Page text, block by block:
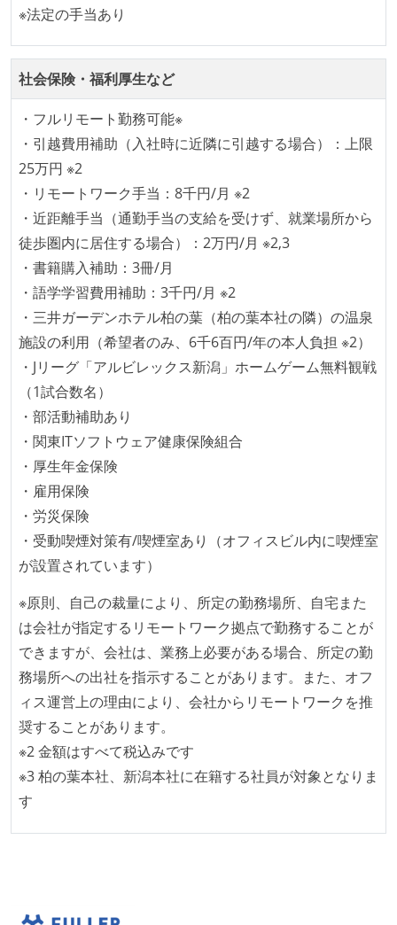
アジャイル実践状況
1ヶ月以下の短い期間でのイテレーション開発を実践
している
デイリーでスタンドアップミーティング、またはそれ
に準じるチーム内の打ち合わせを行っている
継続的なデプロイ（デリバリー）を行っている
ワークフローの整備
全てのコードをバージョン管理ツールで管理している
各メンバーが実装したコードのマージは Pull Request
ベースで行われる
自動（＝システム化され、1コマンドで実行できる）
ビルド、自動デプロイ環境が整備されている
コードによるインフラ構成管理（Infrastructure as
Code）の環境が整備されている
オープンな情報共有
KPI などチームの目標・実績値について、メンバーの
誰もがいつでも閲覧可能になっている
ドキュメントの整備やペアプロ、モブワークなど、ナ
レッジの共有を積極的に行っている（属人性を減らす
取り組みをしている）
労働環境の自由度
フレックスタイム制または裁量労働制を採用している
メンバーの多様性
外国籍の開発メンバーがいる
開発メンバーの新卒採用を実施している
待遇・福利厚生
ストックオプションまたは自社株購入支援制度がある
※法定の手当あり
社会保険・福利厚生など
・フルリモート勤務可能※
・引越費用補助（入社時に近隣に引越する場合）：上限
25万円 ※2
・リモートワーク手当：8千円/月 ※2
・近距離手当（通勤手当の支給を受けず、就業場所から
徒歩圏内に居住する場合）：2万円/月 ※2,3
・書籍購入補助：3冊/月
・語学学習費用補助：3千円/月 ※2
・三井ガーデンホテル柏の葉（柏の葉本社の隣）の温泉
施設の利用（希望者のみ、6千6百円/年の本人負担 ※2）
・Jリーグ「アルビレックス新潟」ホームゲーム無料観戦
（1試合数名）
・部活動補助あり
・関東ITソフトウェア健康保険組合
・厚生年金保険
・雇用保険
・労災保険
・受動喫煙対策有/喫煙室あり（オフィスビル内に喫煙室
が設置されています）
※原則、自己の裁量により、所定の勤務場所、自宅また
は会社が指定するリモートワーク拠点で勤務することが
できますが、会社は、業務上必要がある場合、所定の勤
務場所への出社を指示することがあります。また、オフ
ィス運営上の理由により、会社からリモートワークを推
奨することがあります。
※2 金額はすべて税込みです
※3 柏の葉本社、新潟本社に在籍する社員が対象となりま
す